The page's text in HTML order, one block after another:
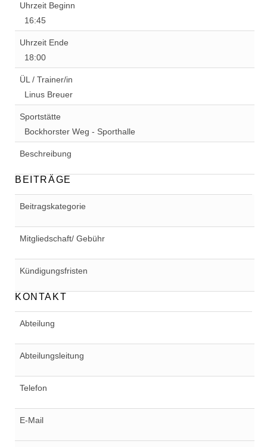
Uhrzeit Beginn
16:45
Uhrzeit Ende
18:00
ÜL / Trainer/in
Linus Breuer
Sportstätte
Bockhorster Weg - Sporthalle
Beschreibung
BEITRÄGE
Beitragskategorie
Mitgliedschaft/ Gebühr
Kündigungsfristen
KONTAKT
Abteilung
Abteilungsleitung
Telefon
E-Mail